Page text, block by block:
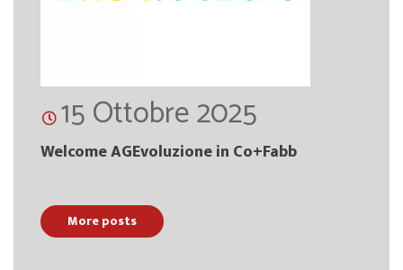
15 Ottobre 2025
Welcome AGEvoluzione in Co+Fabb
More posts